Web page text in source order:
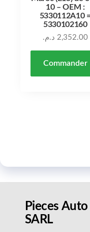
10 – OEM :
5330112A10
5330102160
2,352.00 د.م.
Commander
Pieces
SARL